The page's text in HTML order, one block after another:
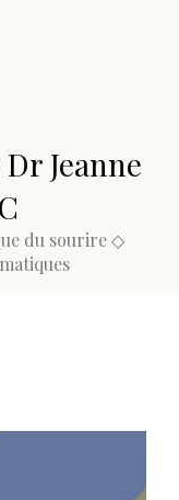
Jeanne
du sourire ◇